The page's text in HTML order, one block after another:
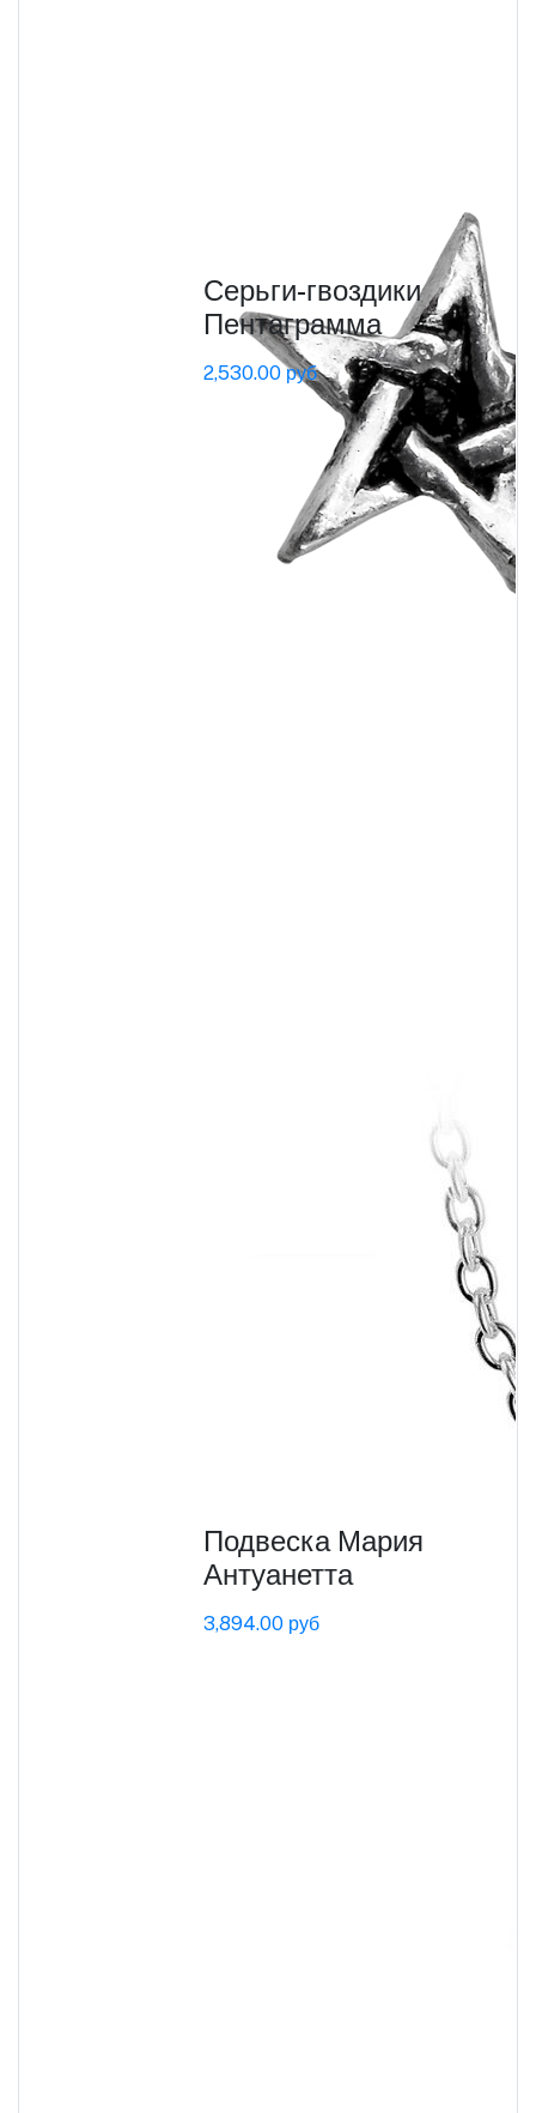
Серьги-гвоздики
Пентаграмма
2,530.00 руб
Подвеска Мария
Антуанетта
3,894.00 руб